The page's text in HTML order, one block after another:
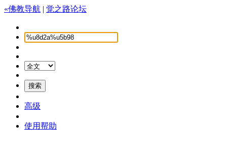
«佛教导航 | 觉之路论坛
高级
使用帮助